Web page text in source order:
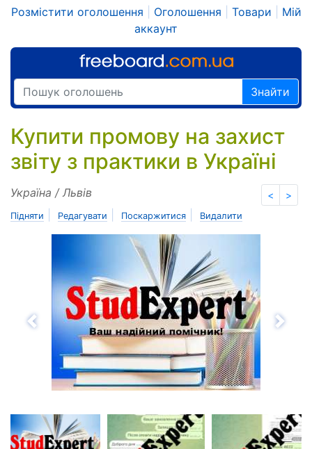
Розмістити оголошення Оголошення Товари
Мій
аккаунт
Знайти
Купити промову на захист
звіту з практики в Україні
< >
Україна / Львів
Підняти Редагувати Поскаржитися Видалити
Назад